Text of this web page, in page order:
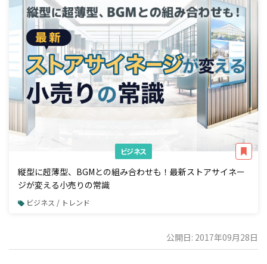
ビジネス
縦型に超薄型、BGMとの組み合わせも！最新ストアサイネー
ジが変える小売りの常識
ビジネス / トレンド
公開日: 2017年09月28日